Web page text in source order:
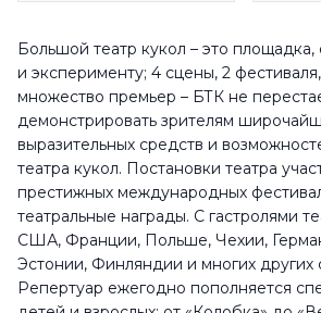
Построить
Контакты
btkpuppets@gmail.com
puppets.ru
+7 (812) 273-66-72
Расписание
Понедельник
Большой театр кукол – это площадка,
и эксперименту; 4 сцены, 2
множество премьер – БТК не
демонстрировать зрителям
выразительных средств и
театра кукол. Постановки театра
престижных международных
театральные награды. С гастролями
США, Франции, Польше, Чехии,
Эстонии, Финляндии и многих других
Репертуар ежегодно пополняется